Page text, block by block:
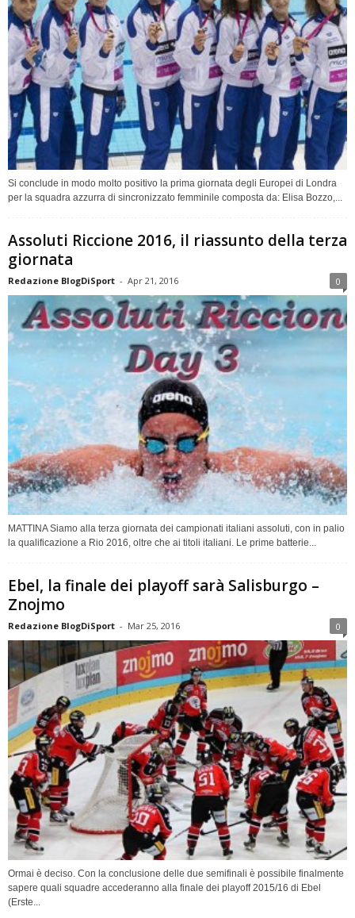
Si conclude in modo molto positivo la prima giornata degli Europei di Londra
per la squadra azzurra di sincronizzato femminile composta da: Elisa Bozzo,...
Assoluti Riccione 2016, il riassunto della terza
giornata
Redazione BlogDiSport - Apr 21, 2016 0
MATTINA Siamo alla terza giornata dei campionati italiani assoluti, con in palio
la qualificazione a Rio 2016, oltre che ai titoli italiani. Le prime batterie...
Ebel, la finale dei playoff sarà Salisburgo –
Znojmo
Redazione BlogDiSport - Mar 25, 2016 0
Ormai è deciso. Con la conclusione delle due semifinali è possibile finalmente
sapere quali squadre accederanno alla finale dei playoff 2015/16 di Ebel
(Erste...